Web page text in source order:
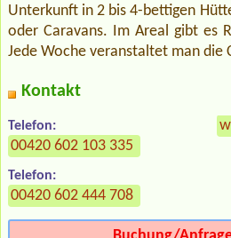
Unterkunft in 2 bis 4-bettigen
oder Caravans. Im Areal gibt es
Jede Woche veranstaltet man die
Kontakt
Telefon:
00420 602 103 335
Telefon:
00420 602 444 708